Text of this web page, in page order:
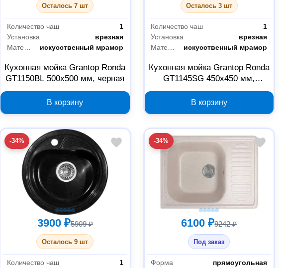
Осталось 7 шт
Количество чаш
1
Установка
врезная
искусственный мрамор
Кухонная мойка Grantop Ronda
GT1150BL 500х500 мм, черная
В корзину
Осталось 3 шт
Количество чаш
1
Установка
врезная
искусственный мрамор
Кухонная мойка Grantop Ronda
GT1145SG 450х450 мм,
песочная
В корзину
-34%
3900 ₽5909 ₽
Осталось 9 шт
Количество чаш
1
-34%
6100 ₽9242 ₽
Под заказ
Форма
прямоугольная